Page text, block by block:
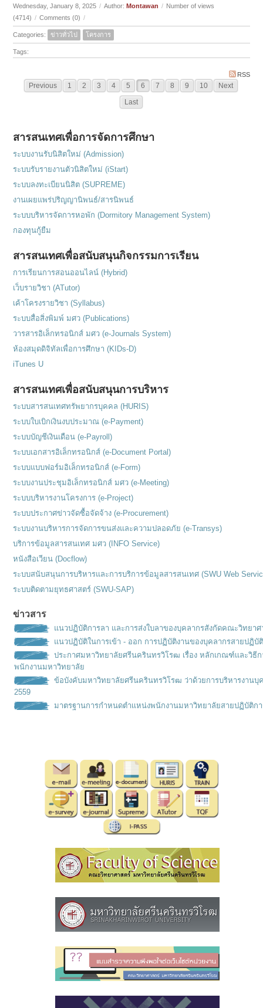
Wednesday, January 8, 2025 / Author:Montawan / Number of views
(4714) / Comments (0) /
Categories: ข่าวทั่วไป โครงการ
Tags:
RSS
Previous 1 2 3 4 5 6 7 8 9 10
Next
Last
สารสนเทศเพื่อการจัดการศึกษา
ระบบงานรับนิสิตใหม่ (Admission)
ระบบรับรายงานตัวนิสิตใหม่ (iStart)
ระบบลงทะเบียนนิสิต (SUPREME)
งานเผยแพร่ปริญญานิพนธ์/สารนิพนธ์
ระบบบริหารจัดการหอพัก (Dormitory Management System)
กองทุนกู้ยืม
สารสนเทศเพื่อสนับสนุนกิจกรรมการเรียน
การเรียนการสอนออนไลน์ (Hybrid)
เว็บรายวิชา (ATutor)
เค้าโครงรายวิชา (Syllabus)
ระบบสื่อสิ่งพิมพ์ มศว (Publications)
วารสารอิเล็กทรอนิกส์ มศว (e-Journals System)
ห้องสมุดดิจิทัลเพื่อการศึกษา (KIDs-D)
iTunes U
สารสนเทศเพื่อสนับสนุนการบริหาร
ระบบสารสนเทศทรัพยากรบุคคล (HURIS)
ระบบใบเบิกเงินงบประมาณ (e-Payment)
ระบบบัญชีเงินเดือน (e-Payroll)
ระบบเอกสารอิเล็กทรอนิกส์ (e-Document Portal)
ระบบแบบฟอร์มอิเล็กทรอนิกส์ (e-Form)
ระบบงานประชุมอิเล็กทรอนิกส์ มศว (e-Meeting)
ระบบบริหารงานโครงการ (e-Project)
ระบบประกาศข่าวจัดซื้อจัดจ้าง (e-Procurement)
ระบบงานบริหารการจัดการขนส่งและความปลอดภัย (e-Transys)
บริการข้อมูลสารสนเทศ มศว (INFO Service)
หนังสือเวียน (Docflow)
ระบบสนับสนุนการบริหารและการบริการข้อมูลสารสนเทศ (SWU Web
ระบบติดตามยุทธศาสตร์ (SWU-SAP)
ข่าวสาร
แนวปฏิบัติการลา และการส่งใบลาของบุคลากรสังกัดคณะวิทยาศ
แนวปฏิบัติในการเข้า - ออก การปฏิบัติงานของบุคลากรสายปฏิบั
ประกาศมหาวิทยาลัยศรีนครินทรวิโรฒ เรื่อง หลักเกณฑ์เเละวิธี
พนักงานมหาวิทยาลัย
ข้อบังคับมหาวิทยาลัยศรีนครินทรวิโรฒ ว่าด้วยการบริหารงาน
2559
มาตรฐานการกำหนดตำเเหน่งพนักงานมหาวิทยาลัยสายปฏิบัติก